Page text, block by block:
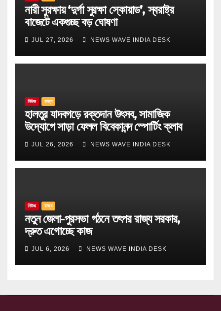
নারী সুরক্ষায় ‘দুর্গা সুরক্ষা স্কোয়াড’, স্বরাষ্ট্র
বাজেটে একগুচ্ছ বড় ঘোষণা
JUL 27, 2026 NEWS WAVE INDIA DESK
নিউজ রাজ্য
হালতুর যাদবগড়ে রক্তদান উৎসব, সামাজিক
উদ্যোগে সাড়া ফেলল বিবেকানন্দ স্পোর্টিং ক্লাব
JUL 26, 2026 NEWS WAVE INDIA DESK
নিউজ রাজ্য
নতুন জেলা-পুরসভা গঠনে তৎপর রাজ্য সরকার,
দ্রুত এগোচ্ছে কাজ
JUL 6, 2026 NEWS WAVE INDIA DESK